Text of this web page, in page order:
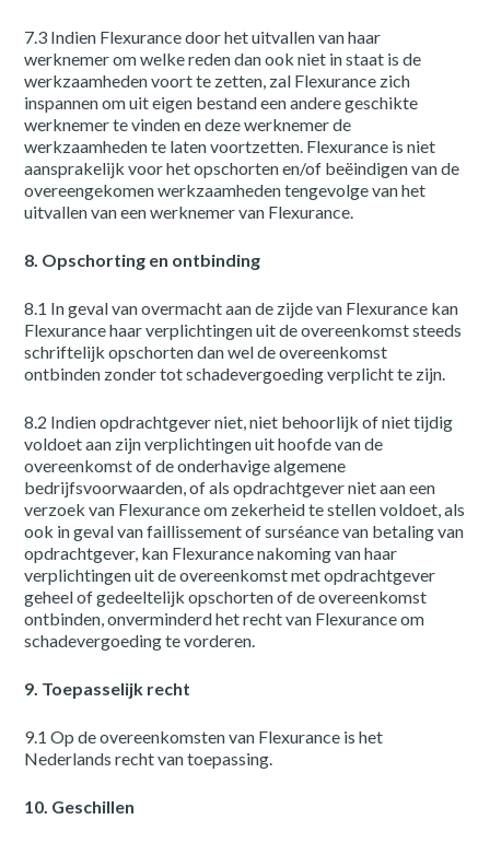
7.3 Indien Flexurance door het uitvallen van haar
werknemer om welke reden dan ook niet in staat is de
werkzaamheden voort te zetten, zal Flexurance zich
inspannen om uit eigen bestand een andere geschikte
werknemer te vinden en deze werknemer de
werkzaamheden te laten voortzetten. Flexurance is niet
aansprakelijk voor het opschorten en/of beëindigen van de
overeengekomen werkzaamheden tengevolge van het
uitvallen van een werknemer van Flexurance.
8. Opschorting en ontbinding
8.1 In geval van overmacht aan de zijde van Flexurance kan
Flexurance haar verplichtingen uit de overeenkomst steeds
schriftelijk opschorten dan wel de overeenkomst
ontbinden zonder tot schadevergoeding verplicht te zijn.
8.2 Indien opdrachtgever niet, niet behoorlijk of niet tijdig
voldoet aan zijn verplichtingen uit hoofde van de
overeenkomst of de onderhavige algemene
bedrijfsvoorwaarden, of als opdrachtgever niet aan een
verzoek van Flexurance om zekerheid te stellen voldoet, als
ook in geval van faillissement of surséance van betaling van
opdrachtgever, kan Flexurance nakoming van haar
verplichtingen uit de overeenkomst met opdrachtgever
geheel of gedeeltelijk opschorten of de overeenkomst
ontbinden, onverminderd het recht van Flexurance om
schadevergoeding te vorderen.
9. Toepasselijk recht
9.1 Op de overeenkomsten van Flexurance is het
Nederlands recht van toepassing.
10. Geschillen